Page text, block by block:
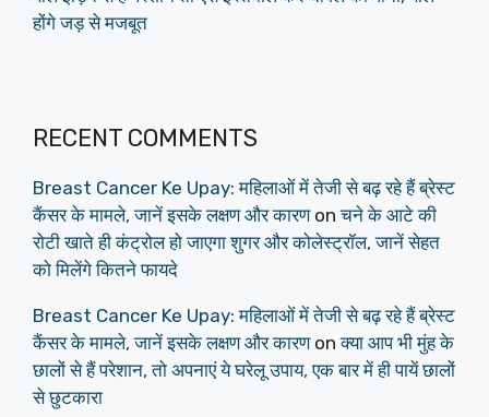
होंगे जड़ से मजबूत
RECENT COMMENTS
Breast Cancer Ke Upay: महिलाओं में तेजी से बढ़ रहे हैं ब्रेस्ट
कैंसर के मामले, जानें इसके लक्षण और कारणonचने के आटे की
रोटी खाते ही कंट्रोल हो जाएगा शुगर और कोलेस्ट्रॉल, जानें सेहत
को मिलेंगे कितने फायदे
Breast Cancer Ke Upay: महिलाओं में तेजी से बढ़ रहे हैं ब्रेस्ट
कैंसर के मामले, जानें इसके लक्षण और कारणonक्या आप भी मुंह के
छालों से हैं परेशान, तो अपनाएं ये घरेलू उपाय, एक बार में ही पायें छालों
से छुटकारा